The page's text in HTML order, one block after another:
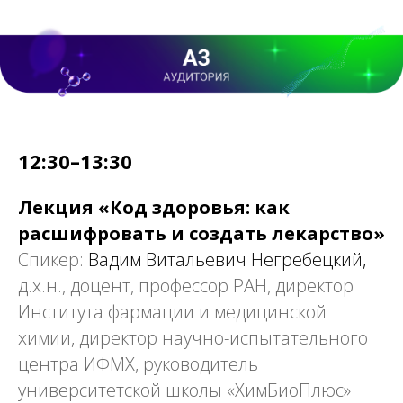
12:30–13:30
Лекция «Код здоровья: как
расшифровать и создать лекарство»
Спикер: Вадим Витальевич Негребецкий,
д.х.н., доцент, профессор РАН, директор
Института фармации и медицинской
химии, директор научно-испытательного
центра ИФМХ, руководитель
университетской школы «ХимБиоПлюс»